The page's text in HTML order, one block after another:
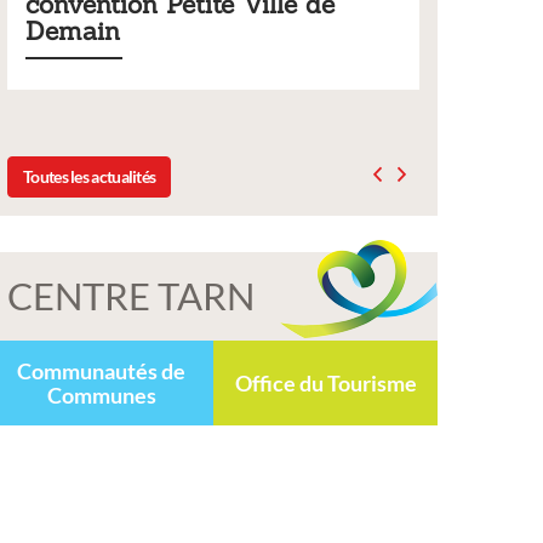
Toutes les actualités
CENTRE TARN
Communautés de
Communes
Office du Tourisme